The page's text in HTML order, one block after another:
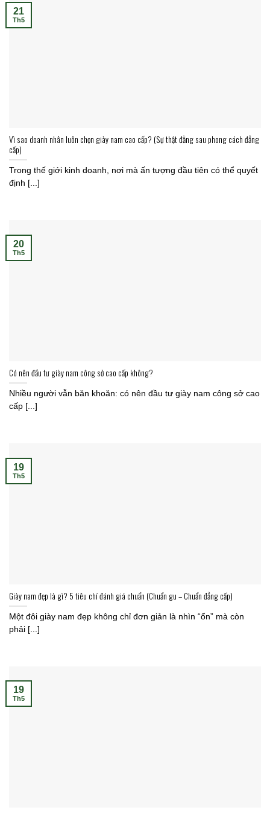
Vì sao doanh nhân luôn chọn giày nam cao cấp? (Sự thật đằng sau phong cách đẳng
cấp)
Trong thế giới kinh doanh, nơi mà ấn tượng đầu tiên có thể quyết
định [...]
21
Th5
Có nên đầu tư giày nam công sở cao cấp không?
Nhiều người vẫn băn khoăn: có nên đầu tư giày nam công sở cao
cấp [...]
20
Th5
Giày nam đẹp là gì? 5 tiêu chí đánh giá chuẩn (Chuẩn gu – Chuẩn đẳng cấp)
Một đôi giày nam đẹp không chỉ đơn giản là nhìn “ổn” mà còn
phải [...]
19
Th5
19
Th5